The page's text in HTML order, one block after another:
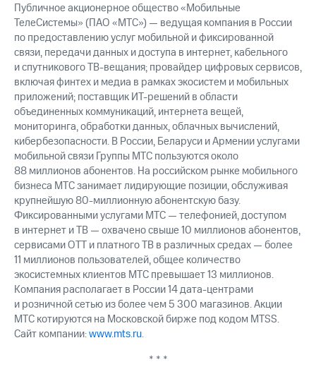
Публичное акционерное общество «Мобильные
ТелеСистемы» (ПАО «МТС») — ведущая компания в России
по предоставлению услуг мобильной и фиксированной
связи, передачи данных и доступа в интернет, кабельного
и спутниковогоТВ-вещания;провайдер цифровых сервисов,
включая финтех и медиа в рамках экосистем и мобильных
приложений; поставщикИТ-решенийв области
объединенных коммуникаций, интернета вещей,
мониторинга, обработки данных, облачных вычислений,
кибербезопасности. В России, Беларуси и Армении услугами
мобильной связи Группы МТС пользуются около
88 миллионов абонентов. На российском рынке мобильного
бизнеса МТС занимает лидирующие позиции, обслуживая
крупнейшую80-миллионнуюабонентскую базу.
Фиксированными услугами МТС — телефонией, доступом
в интернет и ТВ — охвачено свыше 10 миллионов абонентов,
сервисами OTT и платного ТВ в различных средах — более
11 миллионов пользователей, общее количество
экосистемных клиентов МТС превышает 13 миллионов.
Компания располагает в России 14 дата-центрами
и розничной сетью из более чем 5 300 магазинов. Акции
МТС котируются на Московской бирже под кодом MTSS.
Сайт компании:www.mts.ru.
* * *